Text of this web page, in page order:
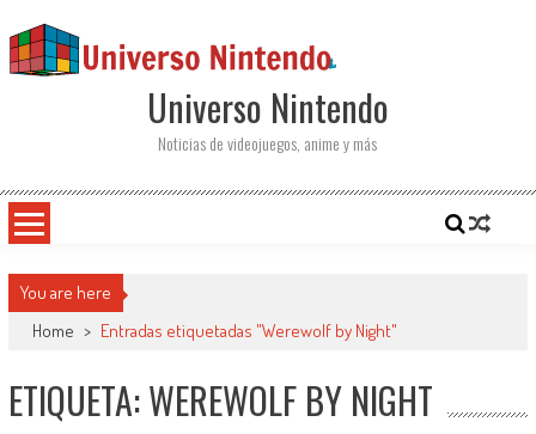
Universo Nintendo
Noticias de videojuegos, anime y más
You are here
Home > Entradas etiquetadas "Werewolf by Night"
ETIQUETA: WEREWOLF BY NIGHT